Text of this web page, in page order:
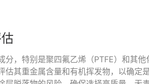
，特别是聚四氟乙烯（PTFE）和其
其重金属含量和有机挥发物，以确定